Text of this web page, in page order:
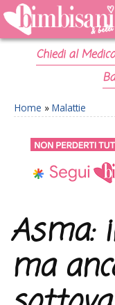
Chiedi al Medico
Home » Malattie
Asma:
ma